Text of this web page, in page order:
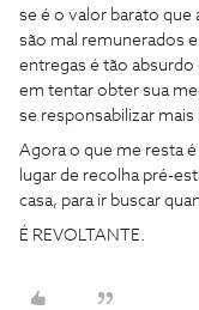
se é o valor barato que
são mal remunerados
entregas é tão absurdo
em tentar obter sua
se responsabilizar mais
Agora o que me resta
lugar de recolha pré-
casa, para ir buscar
É REVOLTANTE.